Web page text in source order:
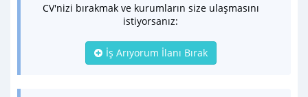
CV'nizi bırakmak ve kurumların size ulaşmasını
istiyorsanız:
İş Arıyorum İlanı Bırak